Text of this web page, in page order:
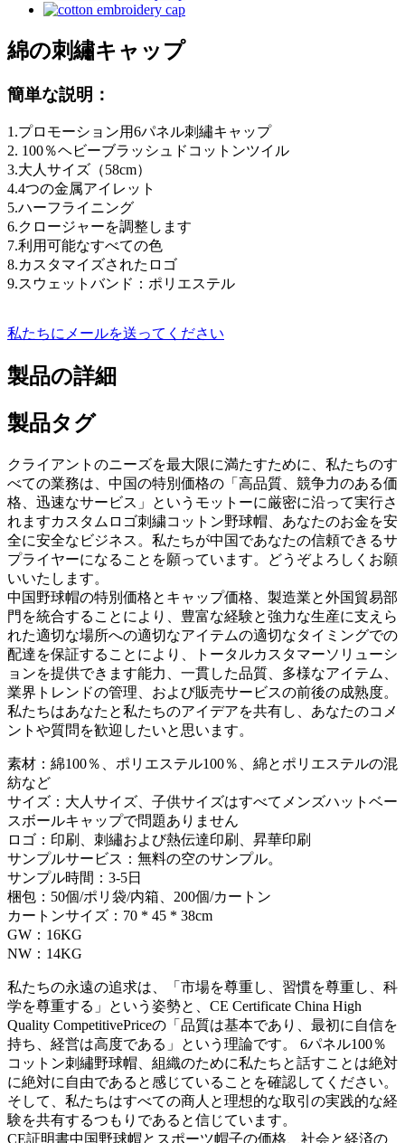
綿の刺繡キャップ
簡単な説明：
1.プロモーション用6パネル刺繡キャップ
2. 100％ヘビーブラッシュドコットンツイル
3.大人サイズ（58cm）
4.4つの金属アイレット
5.ハーフライニング
6.クロージャーを調整します
7.利用可能なすべての色
8.カスタマイズされたロゴ
9.スウェットバンド：ポリエステル
私たちにメールを送ってください
製品の詳細
製品タグ
クライアントのニーズを最大限に満たすために、私たちのす
べての業務は、中国の特別価格の「高品質、競争力のある価
格、迅速なサービス」というモットーに厳密に沿って実行さ
れますカスタムロゴ刺繍コットン野球帽、あなたのお金を安
全に安全なビジネス。私たちが中国であなたの信頼できるサ
プライヤーになることを願っています。どうぞよろしくお願
いいたします。
中国野球帽の特別価格とキャップ価格、製造業と外国貿易部
門を統合することにより、豊富な経験と強力な生産に支えら
れた適切な場所への適切なアイテムの適切なタイミングでの
配達を保証することにより、トータルカスタマーソリューシ
ョンを提供できます能力、一貫した品質、多様なアイテム、
業界トレンドの管理、および販売サービスの前後の成熟度。
私たちはあなたと私たちのアイデアを共有し、あなたのコメ
ントや質問を歓迎したいと思います。
素材：綿100％、ポリエステル100％、綿とポリエステルの混
紡など
サイズ：大人サイズ、子供サイズはすべてメンズハットベー
スボールキャップで問題ありません
ロゴ：印刷、刺繡および熱伝達印刷、昇華印刷
サンプルサービス：無料の空のサンプル。
サンプル時間：3-5日
梱包：50個/ポリ袋/内箱、200個/カートン
カートンサイズ：70 * 45 * 38cm
GW：16KG
NW：14KG
私たちの永遠の追求は、「市​​場を尊重し、習慣を尊重し、科
学を尊重する」という姿勢と、CE Certificate China High
Quality CompetitivePriceの「品質は基本であり、最初に自信を
持ち、経営は高度である」という理論です。 6パネル100％
コットン刺繡野球帽、組織のために私たちと話すことは絶対
に絶対に自由であると感じていることを確認してください。
そして、私たちはすべての商人と理想的な取引の実践的な経
験を共有するつもりであると信じています。
CE証明書中国野球帽とスポーツ帽子の価格、社会と経済の